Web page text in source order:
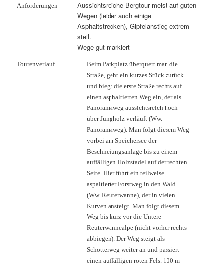
Anforderungen Aussichtsreiche Bergtour meist auf guten
Wegen (leider auch einige
Asphaltstrecken), Gipfelanstieg extrem
steil.
Wege gut markiert
Tourenverlauf
Beim Parkplatz überquert man die
Straße, geht ein kurzes Stück zurück
und biegt die erste Straße rechts auf
einen asphaltierten Weg ein, der als
Panoramaweg aussichtsreich hoch
über Jungholz verläuft (Ww.
Panoramaweg). Man folgt diesem Weg
vorbei am Speichersee der
Beschneiungsanlage bis zu einem
auffälligen Holzstadel auf der rechten
Seite. Hier führt ein teilweise
aspaltierter Forstweg in den Wald
(Ww. Reuterwanne), der in vielen
Kurven ansteigt. Man folgt diesem
Weg bis kurz vor die Untere
Reuterwannealpe (nicht vorher rechts
abbiegen). Der Weg steigt als
Schotterweg weiter an und passiert
einen auffälligen roten Fels. 100 m